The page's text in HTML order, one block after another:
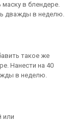
в блендере.
дважды в неделю.
такое же
Нанести на 40
в неделю.
или